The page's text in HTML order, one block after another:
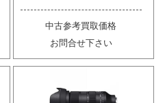
中古参考買取価格
お問合せ下さい